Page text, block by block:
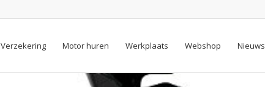
Verzekering Motor huren Werkplaats Webshop Nieuws